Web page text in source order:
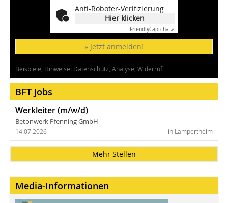
Anti-Roboter-Verifizierung
Hier klicken
FriendlyCaptcha ⇗
» Jetzt anmelden!
Beispiele, Hinweise: Datenschutz, Analyse, Widerruf
BFT Jobs
Werkleiter (m/w/d)
Betonwerk Pfenning GmbH
in Lampertheim
14.07.2026
Mehr Stellen
Media-Informationen